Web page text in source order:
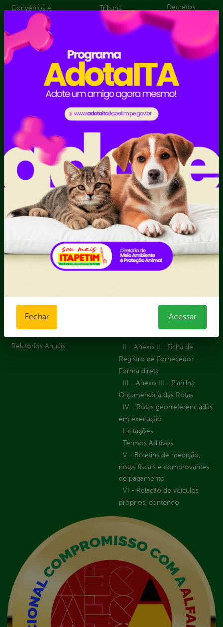
Convênios e
Transferências
Dados Abertos
Despesas
Diárias
parlamentares
Inicio
LGPD e Governo
Licitações e
Contratos
Obras Públicas
Planejamento e
Prestação de Contas
Receitas
Recursos Humanos
Tribuna
Decretos
Estatísticas
Formulários
Sic Físico
Solicitar
Recurso
Solicitar um
pedido
Ouvidoria
Acompanhar uma
Competências da Ouvidoria
Relatórios Anuais
Portal Transporte
Escolar
II - Anexo II - Ficha de
Registro de Fornecedor -
Forma direta
III - Anexo III - Planilha
Orçamentária das Rotas
IV - Rotas georreferenciadas
em execução
Licitações
Termos Aditivos
V - Boletins de medição,
notas fiscais e comprovantes
de pagamento
VI - Relação de veículos
próprios, contendo
Fechar Acessar